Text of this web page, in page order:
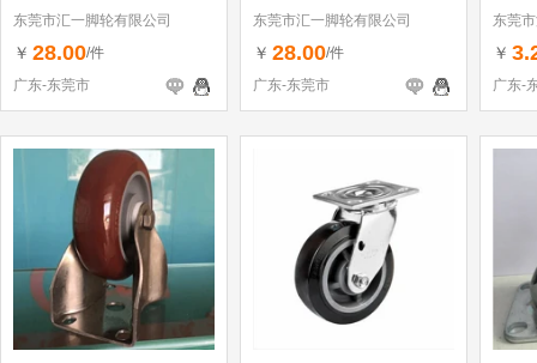
东莞市汇一脚轮有限公司
￥ 28.00/件
广东-东莞市
东莞市汇一脚轮有限公司
￥ 28.00/件
广东-东莞市
东莞
￥
广东-